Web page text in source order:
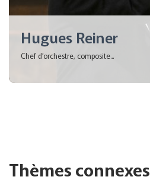
Hugues Reiner
Chef d’orchestre, composite...
Thèmes connexes